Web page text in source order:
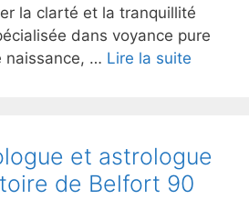
la clarté et la tranquillité
dans voyance pure
naissance, … Lire la suite
et astrologue
de Belfort 90